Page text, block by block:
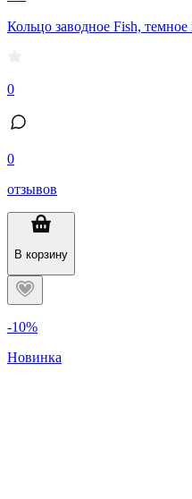
Кольцо заводное Fish,
0
0
отзывов
В корзину
-10%
Новинка